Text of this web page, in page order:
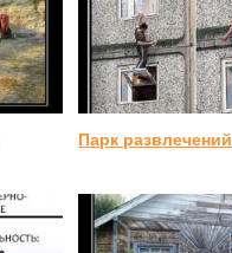
Парк развлечений